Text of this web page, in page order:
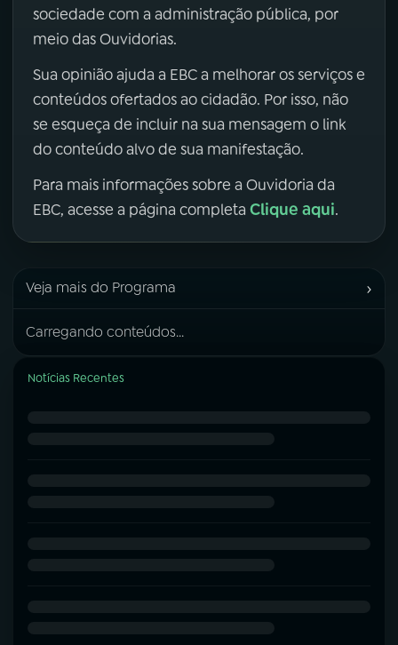
sociedade com a administração pública, por
meio das Ouvidorias.
Sua opinião ajuda a EBC a melhorar os serviços e
conteúdos ofertados ao cidadão. Por isso, não
se esqueça de incluir na sua mensagem o link
do conteúdo alvo de sua manifestação.
Para mais informações sobre a Ouvidoria da
EBC, acesse a página completa Clique aqui.
Veja mais do Programa ›
Carregando conteúdos...
Notícias Recentes